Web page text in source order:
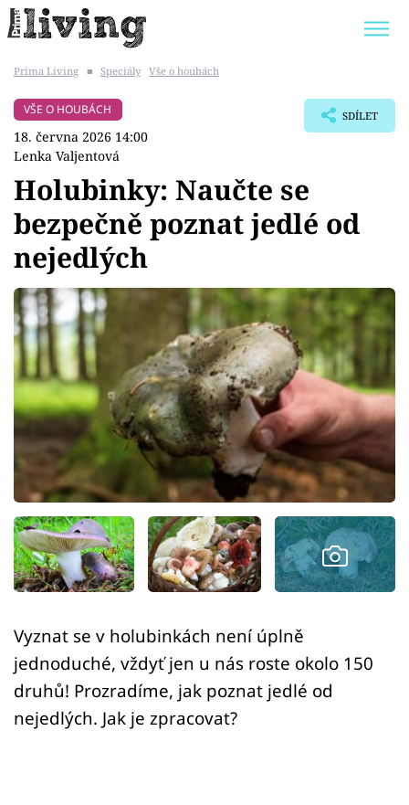
BYDLENÍ SLAVNÝCH
Témata
Bydlení
Zahrada
Design
Sledujte prima+
Přihlášení
Sledujte nás
Prima Living ■ Speciály Vše o houbách
VŠE O HOUBÁCH
18. června 2026 14:00
Lenka Valjentová
SDÍLET
Holubinky: Naučte se
bezpečně poznat jedlé od
nejedlých
Vyznat se v holubinkách není úplně
jednoduché, vždyť jen u nás roste okolo 150
druhů! Prozradíme, jak poznat jedlé od
nejedlých. Jak je zpracovat?